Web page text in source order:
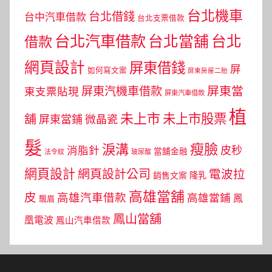
台中汽車借款 台北借錢 台北支票借款 台北機車
借款 台北汽車借款 台北當舖 台北
網頁設計 如何寫文案 屏東借錢 屏東房屋二胎 屏
東支票貼現 屏東汽機車借款 屏東汽車借款 屏東當
舖 屏東當鋪 微晶瓷 未上市 未上市股票植
髮 法令紋 消脂針 淚溝 玻尿酸 當舖金融 瘦臉 皮秒
網頁設計 網頁設計公司 銷售文案 隆乳 電波拉
皮 飄眉 高雄汽車借款 高雄當舖 高雄當鋪 鳳
凰電波 鳳山汽車借款 鳳山當舖